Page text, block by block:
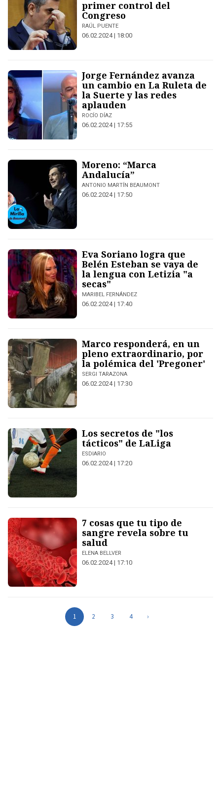
primer control del
Congreso
RAÚL PUENTE
06.02.2024 | 18:00
Jorge Fernández avanza
un cambio en La Ruleta de
la Suerte y las redes
aplauden
ROCÍO DÍAZ
06.02.2024 | 17:55
Moreno: “Marca
Andalucía”
ANTONIO MARTÍN BEAUMONT
06.02.2024 | 17:50
Eva Soriano logra que
Belén Esteban se vaya de
la lengua con Letizia "a
secas"
MARIBEL FERNÁNDEZ
06.02.2024 | 17:40
Marco responderá, en un
pleno extraordinario, por
la polémica del 'Pregoner'
SERGI TARAZONA
06.02.2024 | 17:30
Los secretos de "los
tácticos" de LaLiga
ESDIARIO
06.02.2024 | 17:20
7 cosas que tu tipo de
sangre revela sobre tu
salud
ELENA BELLVER
06.02.2024 | 17:10
1 2 3 4 ›